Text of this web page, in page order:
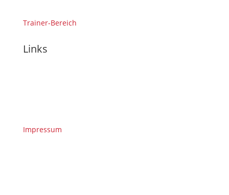
Trainer-Bereich
Links
Impressum